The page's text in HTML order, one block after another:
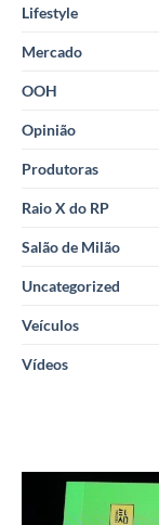
Lifestyle
Mercado
OOH
Opinião
Produtoras
Raio X do RP
Salão de Milão
Uncategorized
Veículos
Vídeos